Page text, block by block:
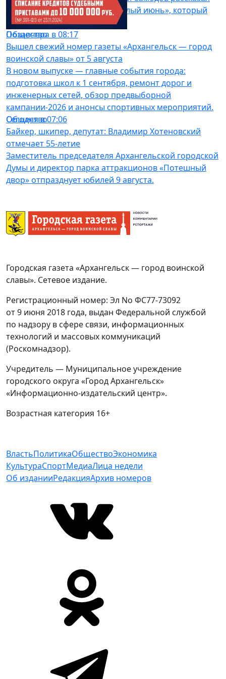
на VII книжном фестивале «Белый июнь», который
прошел в Архангельске.
Общество
Позавчера в 08:17
Вышел свежий номер газеты «Архангельск — город
воинской славы» от 5 августа
В новом выпуске — главные события города:
подготовка школ к 1 сентября, ремонт дорог и
инженерных сетей, обзор предвыборной
кампании-2026 и анонсы спортивных мероприятий.
Общество
Сегодня в 07:06
Байкер, шкипер, депутат: Владимир Хотеновский
отмечает 55-летие
Заместитель председателя Архангельской городской
Думы и директор парка аттракционов «Потешный
двор» отпразднует юбилей 9 августа.
Городская газета «Архангельск — город воинской
славы». Сетевое издание.
Регистрационный номер: Эл No ФС77-73092
от 9 июня 2018 года, выдан Федеральной службой
по надзору в сфере связи, информационных
технологий и массовых коммуникаций
(Роскомнадзор).
Учредитель — Муниципальное учреждение
городского округа «Город Архангельск»
«Информационно-издательский центр».
Возрастная категория 16+
ВластьПолитикаОбществоЭкономика
КультураСпортМедиаЛица недели
Об изданииРедакцияАрхив номеров